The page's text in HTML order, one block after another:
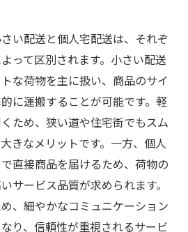
い配送と個人宅配送は、それぞ
って区別されます。小さい配送
な荷物を主に扱い、商品のサイ
に運搬することが可能です。軽
ため、狭い道や住宅街でもスム
きなメリットです。一方、個人
直接商品を届けるため、荷物の
サービス品質が求められます。
、細やかなコミュニケーション
り、信頼性が重視されるサービ